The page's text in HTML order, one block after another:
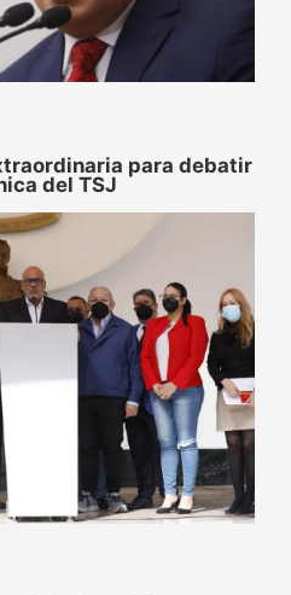
para debatir
del TSJ